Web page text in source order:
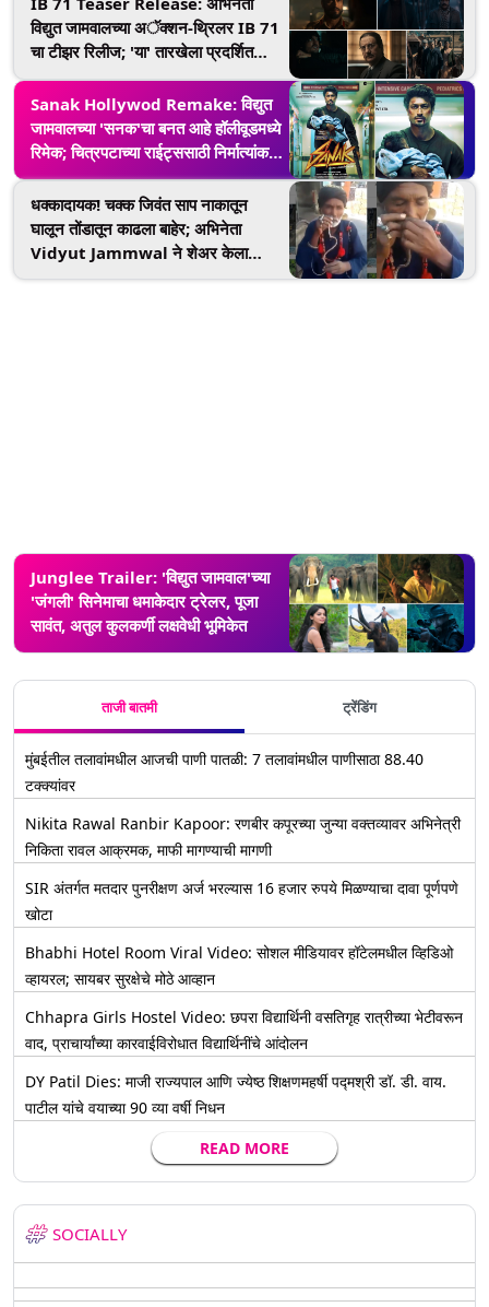
विद्युत जामवालच्या अॅक्शन-थ्रिलर IB 71
चा टीझर रिलीज; 'या' तारखेला प्रदर्शित
होणार चित्रपट
Sanak Hollywod Remake: विद्युत
जामवालच्या 'सनक'चा बनत आहे हॉलीवूडमध्ये
रिमेक; चित्रपटाच्या राईट्ससाठी निर्मात्यांकडे
चौकशी- Report
धक्कादायक! चक्क जिवंत साप नाकातून
घालून तोंडातून काढला बाहेर; अभिनेता
Vidyut Jammwal ने शेअर केला
Viral Video
Junglee Trailer: 'विद्युत जामवाल'च्या
'जंगली' सिनेमाचा धमाकेदार ट्रेलर, पूजा
सावंत, अतुल कुलकर्णी लक्षवेधी भूमिकेत
ताजी बातमी ट्रेंडिंग
मुंबईतील तलावांमधील आजची पाणी पातळी: 7 तलावांमधील पाणीसाठा 88.40
टक्क्यांवर
Nikita Rawal Ranbir Kapoor: रणबीर कपूरच्या जुन्या वक्तव्यावर अभिनेत्री
निकिता रावल आक्रमक, माफी मागण्याची मागणी
SIR अंतर्गत मतदार पुनरीक्षण अर्ज भरल्यास 16 हजार रुपये मिळण्याचा दावा पूर्णपणे
खोटा
Bhabhi Hotel Room Viral Video: सोशल मीडियावर हॉटेलमधील व्हिडिओ
व्हायरल; सायबर सुरक्षेचे मोठे आव्हान
Chhapra Girls Hostel Video: छपरा विद्यार्थिनी वसतिगृह रात्रीच्या भेटीवरून
वाद, प्राचार्यांच्या कारवाईविरोधात विद्यार्थिनींचे आंदोलन
DY Patil Dies: माजी राज्यपाल आणि ज्येष्ठ शिक्षणमहर्षी पद्मश्री डॉ. डी. वाय.
पाटील यांचे वयाच्या 90 व्या वर्षी निधन
READ MORE
SOCIALLY